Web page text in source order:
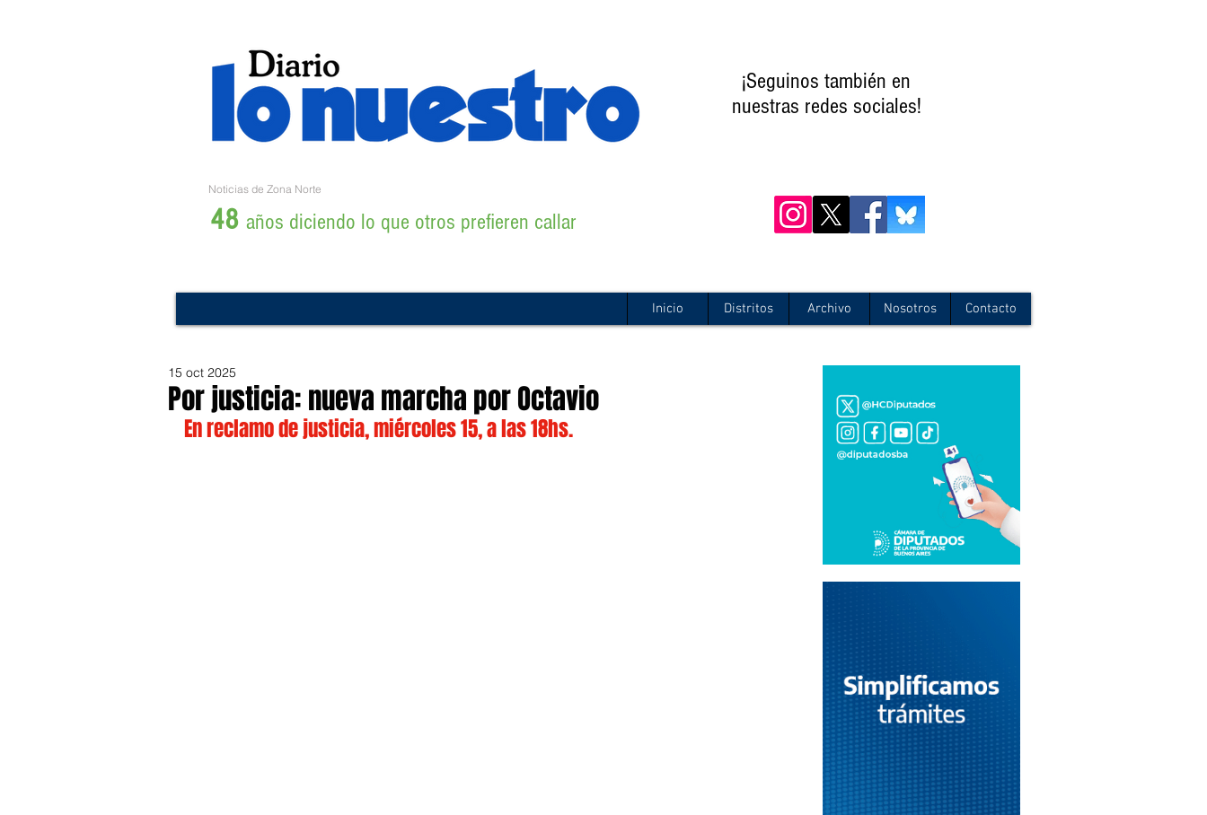
¡Seguinos también en
nuestras redes sociales!
Noticias de Zona Norte
48 años diciendo lo que otros prefieren callar
Inicio Distritos Archivo Nosotros Contacto
Por justicia: nueva marcha por Octavio
15 oct 2025
En reclamo de justicia, miércoles 15, a las 18hs.